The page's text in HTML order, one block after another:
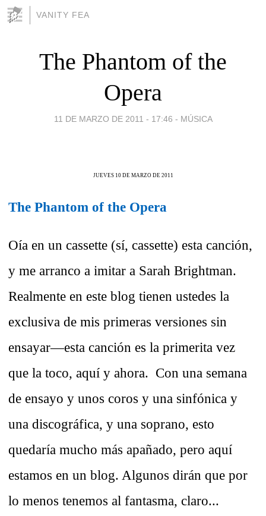
VANITY FEA
The Phantom of the
Opera
11 DE MARZO DE 2011 - 17:46 - MÚSICA
JUEVES 10 DE MARZO DE 2011
The Phantom of the Opera
Oía en un cassette (sí, cassette) esta canción,
y me arranco a imitar a Sarah Brightman.
Realmente en este blog tienen ustedes la
exclusiva de mis primeras versiones sin
ensayar—esta canción es la primerita vez
que la toco, aquí y ahora. Con una semana
de ensayo y unos coros y una sinfónica y
una discográfica, y una soprano, esto
quedaría mucho más apañado, pero aquí
estamos en un blog. Algunos dirán que por
lo menos tenemos al fantasma, claro...